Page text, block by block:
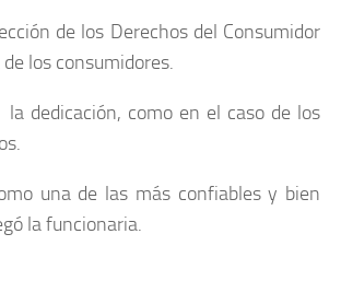
de los Derechos del Consumidor
los consumidores.
dedicación, como en el caso de los
una de las más confiables y bien
la funcionaria.